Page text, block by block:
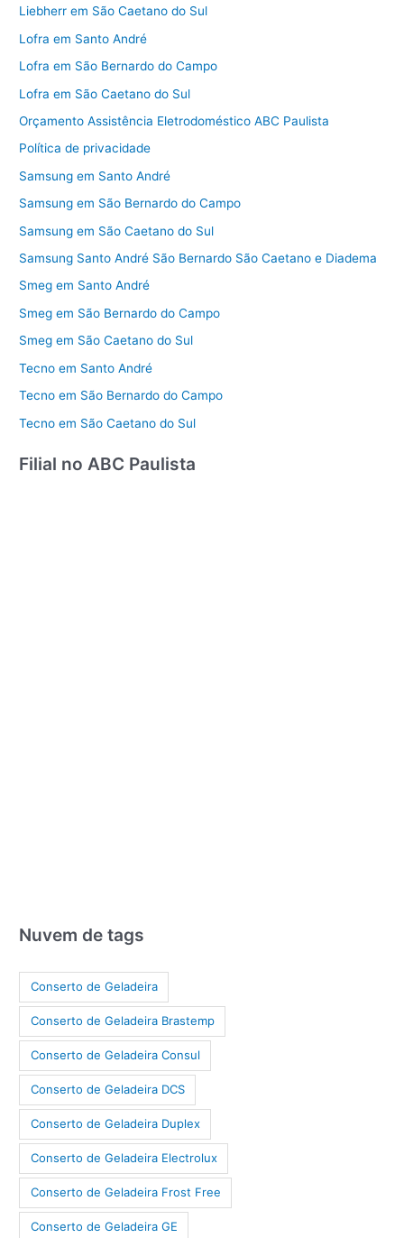
Liebherr em São Caetano do Sul
Lofra em Santo André
Lofra em São Bernardo do Campo
Lofra em São Caetano do Sul
Orçamento Assistência Eletrodoméstico ABC Paulista
Política de privacidade
Samsung em Santo André
Samsung em São Bernardo do Campo
Samsung em São Caetano do Sul
Samsung Santo André São Bernardo São Caetano e Diadema
Smeg em Santo André
Smeg em São Bernardo do Campo
Smeg em São Caetano do Sul
Tecno em Santo André
Tecno em São Bernardo do Campo
Tecno em São Caetano do Sul
Filial no ABC Paulista
Nuvem de tags
Conserto de Geladeira
Conserto de Geladeira Brastemp
Conserto de Geladeira Consul
Conserto de Geladeira DCS
Conserto de Geladeira Duplex
Conserto de Geladeira Electrolux
Conserto de Geladeira Frost Free
Conserto de Geladeira GE